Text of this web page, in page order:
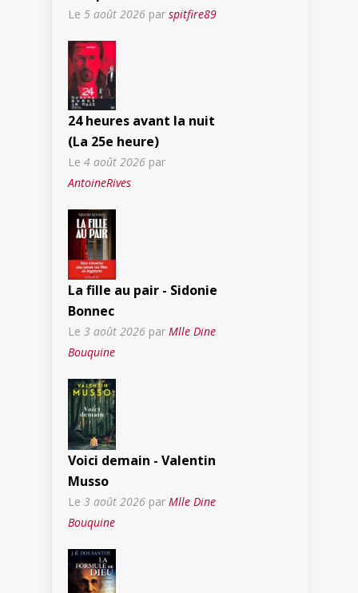
Le 5 août 2026 par spitfire89
24 heures avant la nuit
(La 25e heure)
Le 4 août 2026 par
AntoineRives
La fille au pair - Sidonie
Bonnec
Le 3 août 2026 par Mlle Dine
Bouquine
Voici demain - Valentin
Musso
Le 3 août 2026 par Mlle Dine
Bouquine